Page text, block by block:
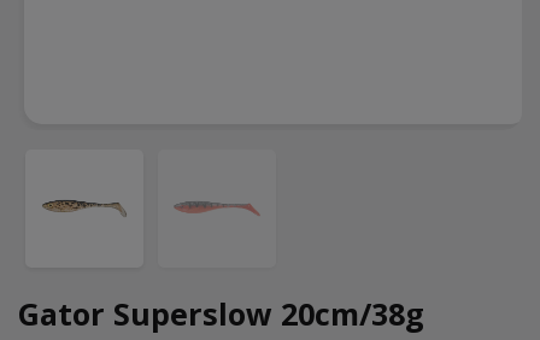
Gator Superslow 20cm/38g